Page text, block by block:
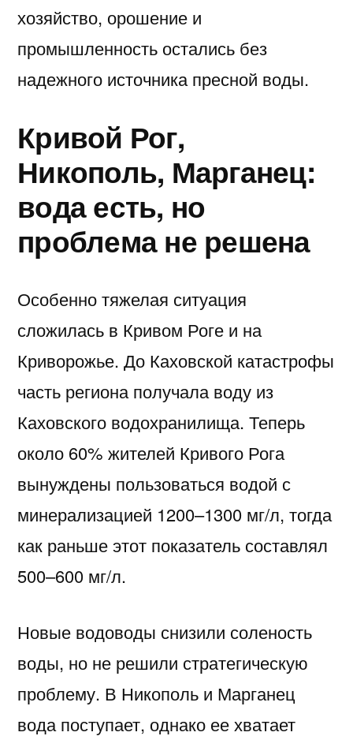
хозяйство, орошение и
промышленность остались без
надежного источника пресной воды.
Кривой Рог,
Никополь, Марганец:
вода есть, но
проблема не решена
Особенно тяжелая ситуация
сложилась в Кривом Роге и на
Криворожье. До Каховской катастрофы
часть региона получала воду из
Каховского водохранилища. Теперь
около 60% жителей Кривого Рога
вынуждены пользоваться водой с
минерализацией 1200–1300 мг/л, тогда
как раньше этот показатель составлял
500–600 мг/л.
Новые водоводы снизили соленость
воды, но не решили стратегическую
проблему. В Никополь и Марганец
вода поступает, однако ее хватает